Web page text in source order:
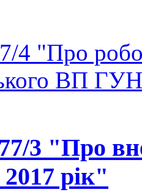
4 "Про
ВП
3 "Про
рік"